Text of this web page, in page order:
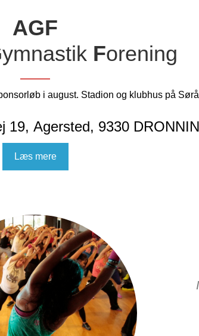
AGF
ymnastik Forening
i august. Stadion og klubhus på
19, Agersted, 9330
Læs mere